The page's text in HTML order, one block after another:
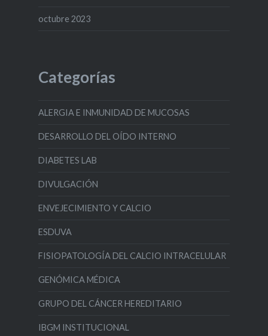
octubre 2023
Categorías
ALERGIA E INMUNIDAD DE MUCOSAS
DESARROLLO DEL OÍDO INTERNO
DIABETES LAB
DIVULGACIÓN
ENVEJECIMIENTO Y CALCIO
ESDUVA
FISIOPATOLOGÍA DEL CALCIO INTRACELULAR
GENÓMICA MÉDICA
GRUPO DEL CÁNCER HEREDITARIO
IBGM INSTITUCIONAL